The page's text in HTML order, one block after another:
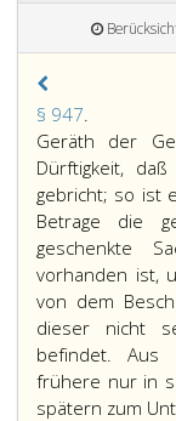
§ 947.
947,
Geräth der
Dürftigkeit,
gebricht; so ist
Betrage die
geschenkte
vorhanden ist,
von dem
dieser nicht
befindet. Aus
frühere nur in
spätern zum